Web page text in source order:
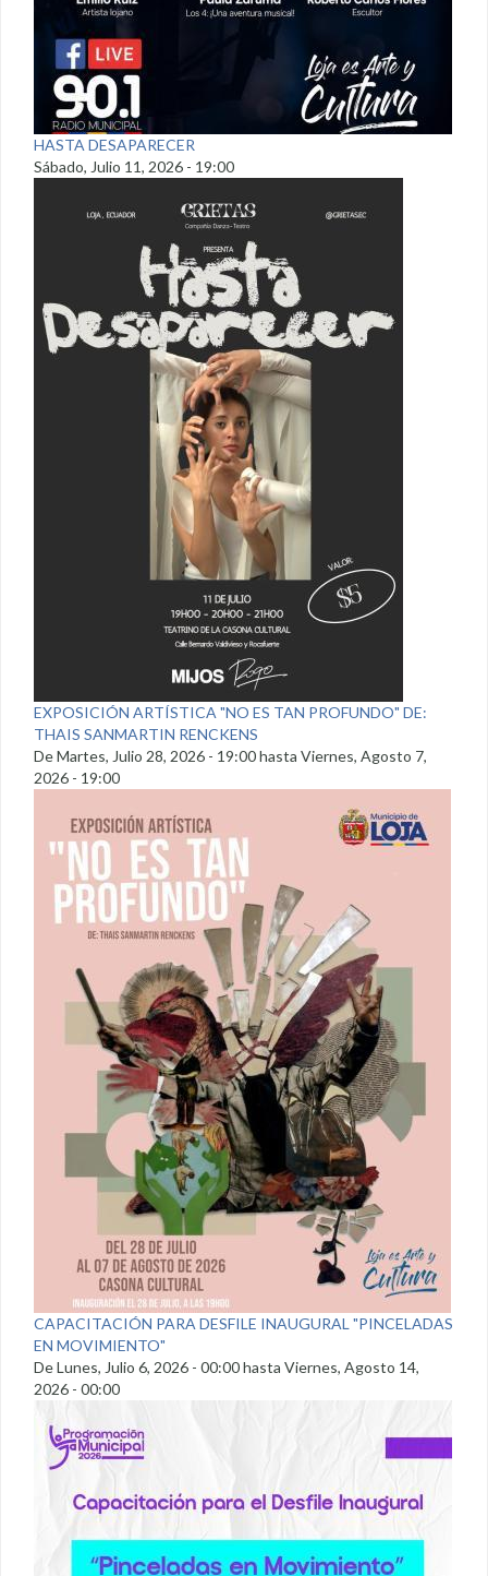
HASTA DESAPARECER
Sábado, Julio 11, 2026 - 19:00
EXPOSICIÓN ARTÍSTICA "NO ES TAN PROFUNDO" DE:
THAIS SANMARTIN RENCKENS
DeMartes, Julio 28, 2026 - 19:00hasta Viernes, Agosto 7,
2026 - 19:00
CAPACITACIÓN PARA DESFILE INAUGURAL "PINCELADAS
EN MOVIMIENTO"
DeLunes, Julio 6, 2026 - 00:00hasta Viernes, Agosto 14,
2026 - 00:00